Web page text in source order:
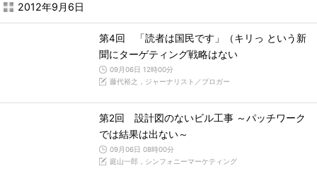
2012年9月6日
第4回 「読者は国民です」（キリっ という新
聞にターゲティング戦略はない
09月06日 12時00分
藤代裕之，ジャーナリスト／ブロガー
第2回 設計図のないビル工事 ～パッチワーク
では結果は出ない～
09月06日 08時00分
庭山一郎，シンフォニーマーケティング